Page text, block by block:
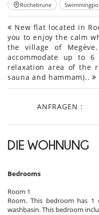
Rochebrune
New flat located in
you to enjoy the calm
the village of
accommodate up to
relaxation area of the
sauna and hammam)..
ANFRAGEN :
DIE WOHNUNG
Bedrooms
Room 1
Room. This bedroom has
washbasin. This bedroom